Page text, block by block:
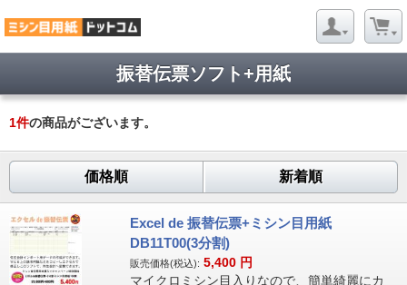
振替伝票ソフト+用紙
1件の商品がございます。
価格順 新着順
Excel de 振替伝票+ミシン目用紙
DB11T00(3分割)
販売価格(税込): 5,400 円
マイクロミシン目入りなので、簡単綺麗にカ